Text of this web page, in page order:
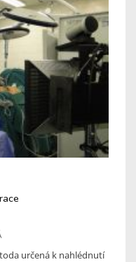
určená k nahlédnutí